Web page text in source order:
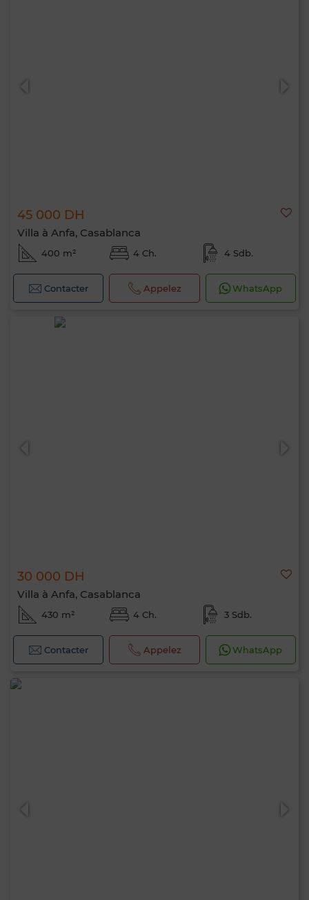
45 000 DH
Villa à Anfa, Casablanca
400 m² 4 Ch. 4 Sdb.
Contacter Appelez WhatsApp
30 000 DH
Villa à Anfa, Casablanca
430 m² 4 Ch. 3 Sdb.
Contacter Appelez WhatsApp